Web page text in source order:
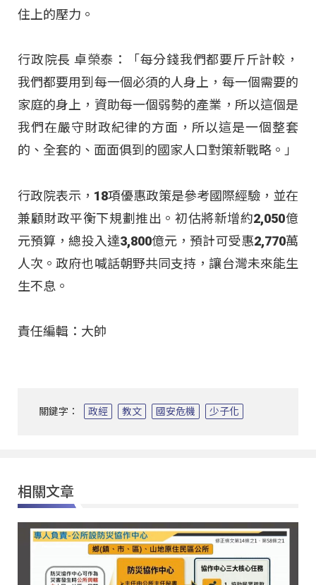
住上的壓力。
行政院長 卓榮泰：「每分錢我們都要斤斤計較，
我們都要用到每一個必須的人身上，每一個需要的
家庭的身上，資助每一個弱勢的產業，所以這個是
我們在嚴守財政紀律的方面，所以這是一個整套
的、全套的、面面俱到的國家人口對策新戰略。」
行政院表示，18項優惠政策是參考國際經驗，並在
兼顧財政平衡下規劃推出。初估將新增約2,050億
元預算，總投入達3,800億元，預計可受惠2,770萬
人次。政府也喊話朝野共同支持，讓台灣未來能生
生不息。
責任編輯：大帥
關鍵字： 政經 教文 國安危機 少子化
相關文章